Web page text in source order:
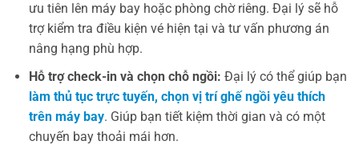
ưu tiên lên máy bay hoặc phòng chờ riêng. Đại lý sẽ hỗ
trợ kiểm tra điều kiện vé hiện tại và tư vấn phương án
nâng hạng phù hợp.
Hỗ trợ check-in và chọn chỗ ngồi: Đại lý có thể giúp bạn
làm thủ tục trực tuyến, chọn vị trí ghế ngồi yêu thích
trên máy bay. Giúp bạn tiết kiệm thời gian và có một
chuyến bay thoải mái hơn.